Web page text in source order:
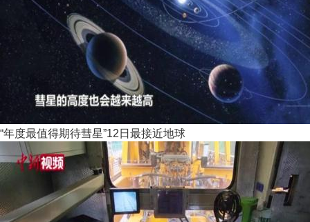
“年度最值得期待彗星”12日最接近地球